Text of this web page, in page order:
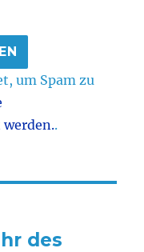
um Spam zu
.
des